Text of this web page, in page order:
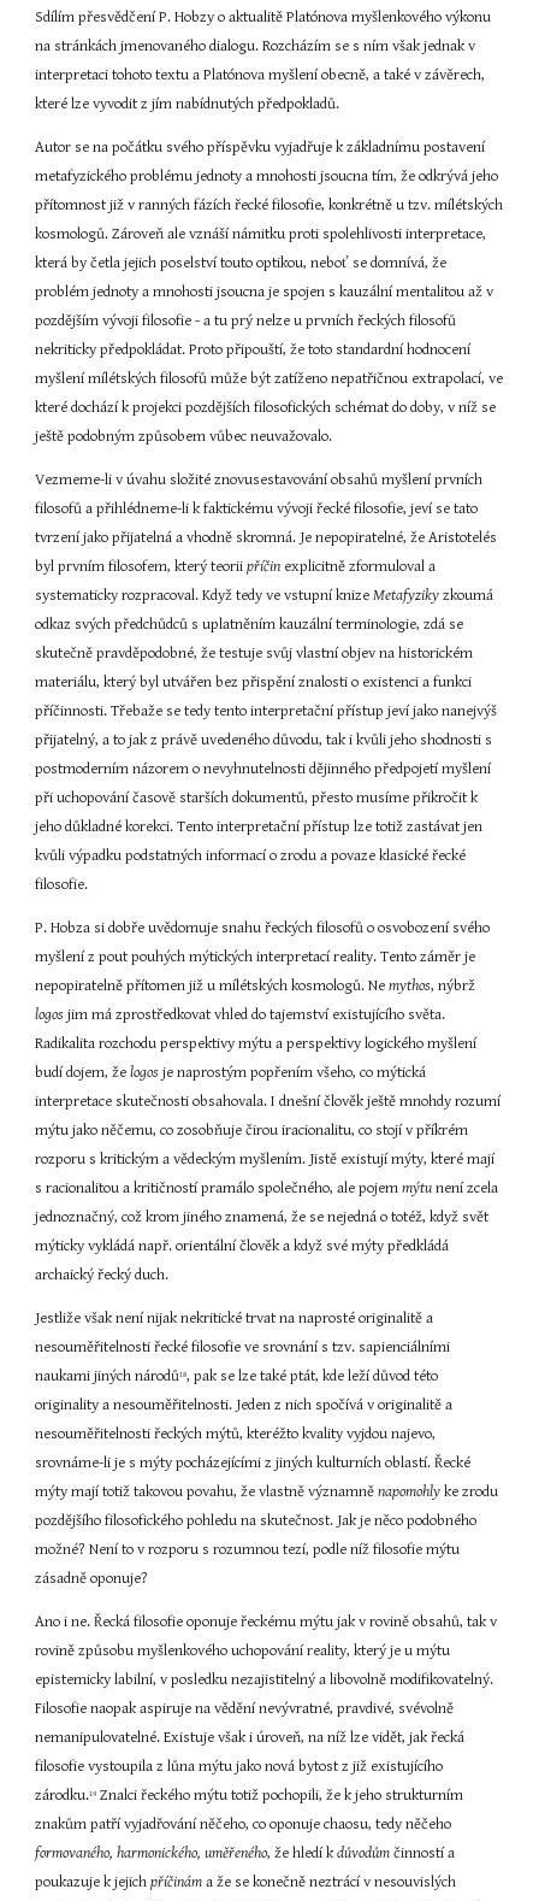
Sdílím přesvědčení P. Hobzy o aktualitě Platónova myšlenkového výkonu
na stránkách jmenovaného dialogu. Rozcházím se s ním však jednak v
interpretaci tohoto textu a Platónova myšlení obecně, a také v závěrech,
které lze vyvodit z jím nabídnutých předpokladů.
Autor se na počátku svého příspěvku vyjadřuje k základnímu postavení
metafyzického problému jednoty a mnohosti jsoucna tím, že odkrývá jeho
přítomnost již v ranných fázích řecké filosofie, konkrétně u tzv. mílétských
kosmologů. Zároveň ale vznáší námitku proti spolehlivosti interpretace,
která by četla jejich poselství touto optikou, neboť se domnívá, že
problém jednoty a mnohosti jsoucna je spojen s kauzální mentalitou až v
pozdějším vývoji filosofie - a tu prý nelze u prvních řeckých filosofů
nekriticky předpokládat. Proto připouští, že toto standardní hodnocení
myšlení mílétských filosofů může být zatíženo nepatřičnou extrapolací, ve
které dochází k projekci pozdějších filosofických schémat do doby, v níž se
ještě podobným způsobem vůbec neuvažovalo.
Vezmeme-li v úvahu složité znovusestavování obsahů myšlení prvních
filosofů a přihlédneme-li k faktickému vývoji řecké filosofie, jeví se tato
tvrzení jako přijatelná a vhodně skromná. Je nepopiratelné, že Aristotelés
byl prvním filosofem, který teorii příčin explicitně zformuloval a
systematicky rozpracoval. Když tedy ve vstupní knize Metafyziky zkoumá
odkaz svých předchůdců s uplatněním kauzální terminologie, zdá se
skutečně pravděpodobné, že testuje svůj vlastní objev na historickém
materiálu, který byl utvářen bez přispění znalosti o existenci a funkci
příčinnosti. Třebaže se tedy tento interpretační přístup jeví jako nanejvýš
přijatelný, a to jak z právě uvedeného důvodu, tak i kvůli jeho shodnosti s
postmoderním názorem o nevyhnutelnosti dějinného předpojetí myšlení
při uchopování časově starších dokumentů, přesto musíme přikročit k
jeho důkladné korekci. Tento interpretační přístup lze totiž zastávat jen
kvůli výpadku podstatných informací o zrodu a povaze klasické řecké
filosofie.
P. Hobza si dobře uvědomuje snahu řeckých filosofů o osvobození svého
myšlení z pout pouhých mýtických interpretací reality. Tento záměr je
nepopiratelně přítomen již u mílétských kosmologů. Ne mythos
logos jim má zprostředkovat vhled do tajemství existujícího světa.
Radikalita rozchodu perspektivy mýtu a perspektivy logického myšlení
budí dojem, že logos je naprostým popřením všeho, co mýtická
interpretace skutečnosti obsahovala. I dnešní člověk ještě mnohdy rozumí
mýtu jako něčemu, co zosobňuje čirou iracionalitu, co stojí v příkrém
rozporu s kritickým a vědeckým myšlením. Jistě existují mýty, které mají
s racionalitou a kritičností pramálo společného, ale pojem mýtu není zcela
jednoznačný, což krom jiného znamená, že se nejedná o totéž, když svět
mýticky vykládá např. orientální člověk a když své mýty předkládá
archaický řecký duch.
Jestliže však není nijak nekritické trvat na naprosté originalitě a
nesouměřitelnosti řecké filosofie ve srovnání s tzv. sapienciálními
naukami jiných národů18, pak se lze také ptát, kde leží důvod této
originality a nesouměřitelnosti. Jeden z nich spočívá v originalitě a
nesouměřitelnosti řeckých mýtů, kteréžto kvality vyjdou najevo,
srovnáme-li je s mýty pocházejícími z jiných kulturních oblastí. Řecké
mýty mají totiž takovou povahu, že vlastně významně napomohly ke zrodu
pozdějšího filosofického pohledu na skutečnost. Jak je něco podobného
možné? Není to v rozporu s rozumnou tezí, podle níž filosofie mýtu
zásadně oponuje?
Ano i ne. Řecká filosofie oponuje řeckému mýtu jak v rovině obsahů, tak v
rovině způsobu myšlenkového uchopování reality, který je u mýtu
epistemicky labilní, v posledku nezajistitelný a libovolně modifikovatelný.
Filosofie naopak aspiruje na vědění nevývratné, pravdivé, svévolně
nemanipulovatelné. Existuje však i úroveň, na níž lze vidět, jak řecká
filosofie vystoupila z lůna mýtu jako nová bytost z již existujícího
zárodku.19 Znalci řeckého mýtu totiž pochopili, že k jeho strukturním
formovaného, harmonického, uměřeného, že hledí k důvodům činností a
poukazuje k jejich příčinám a že se konečně neztrácí v nesouvislých